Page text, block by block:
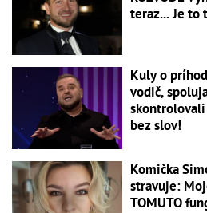
teraz... Je to
Kuly o
vodič,
bez slov!
Komička
stravuje:
TOMUTO